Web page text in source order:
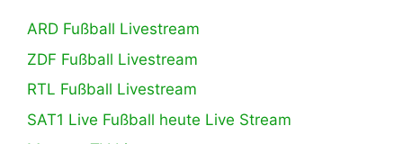
ARD Fußball Livestream
ZDF Fußball Livestream
RTL Fußball Livestream
SAT1 Live Fußball heute Live Stream